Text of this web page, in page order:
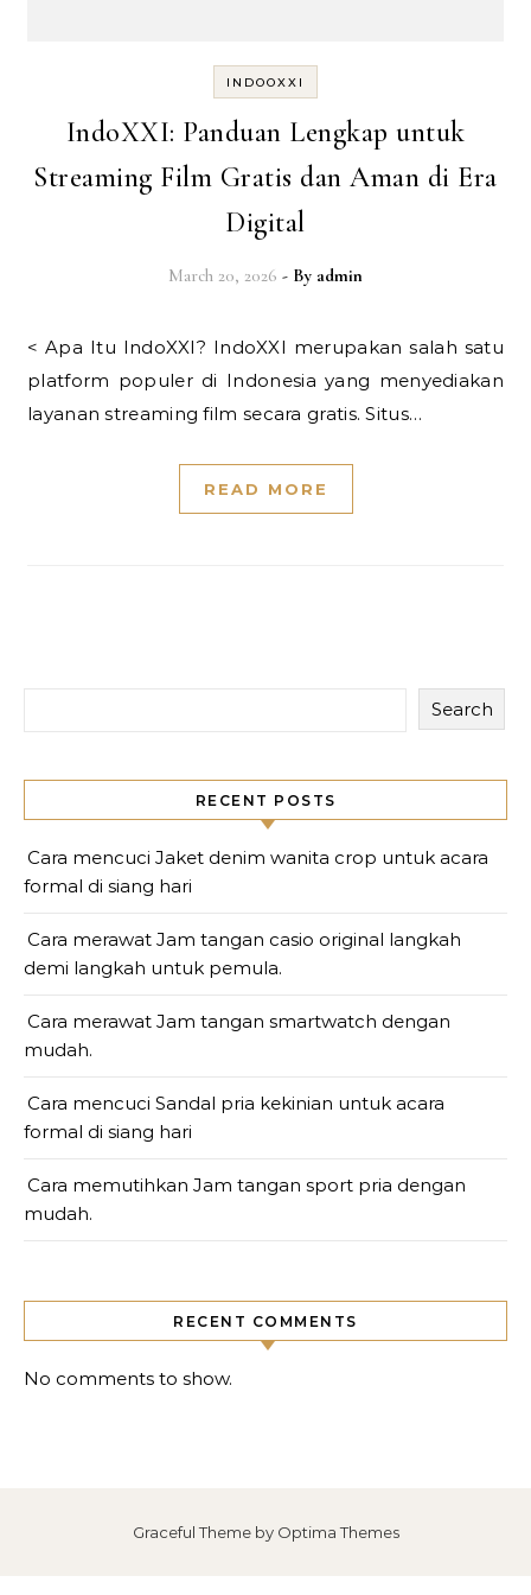
INDOOXXI
IndoXXI: Panduan Lengkap untuk
Streaming Film Gratis dan Aman di Era
Digital
March 20, 2026 - By admin
< Apa Itu IndoXXI? IndoXXI merupakan salah satu
platform populer di Indonesia yang menyediakan
layanan streaming film secara gratis. Situs…
READ MORE
Search
RECENT POSTS
Cara mencuci Jaket denim wanita crop untuk acara
formal di siang hari
Cara merawat Jam tangan casio original langkah
demi langkah untuk pemula.
Cara merawat Jam tangan smartwatch dengan
mudah.
Cara mencuci Sandal pria kekinian untuk acara
formal di siang hari
Cara memutihkan Jam tangan sport pria dengan
mudah.
RECENT COMMENTS
No comments to show.
Graceful Theme by Optima Themes